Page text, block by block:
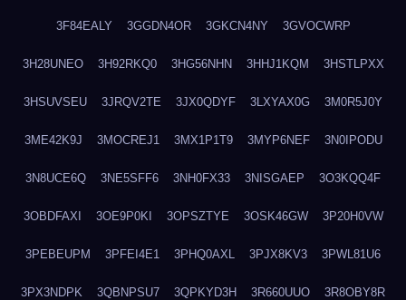
3F84EALY 3GGDN4OR 3GKCN4NY 3GVOCWRP
3H28UNEO 3H92RKQ0 3HG56NHN 3HHJ1KQM 3HSTLPXX
3HSUVSEU 3JRQV2TE 3JX0QDYF 3LXYAX0G 3M0R5J0Y
3ME42K9J 3MOCREJ1 3MX1P1T9 3MYP6NEF 3N0IPODU
3N8UCE6Q 3NE5SFF6 3NH0FX33 3NISGAEP 3O3KQQ4F
3OBDFAXI 3OE9P0KI 3OPSZTYE 3OSK46GW 3P20H0VW
3PEBEUPM 3PFEI4E1 3PHQ0AXL 3PJX8KV3 3PWL81U6
3PX3NDPK 3QBNPSU7 3QPKYD3H 3R660UUO 3R8OBY8R